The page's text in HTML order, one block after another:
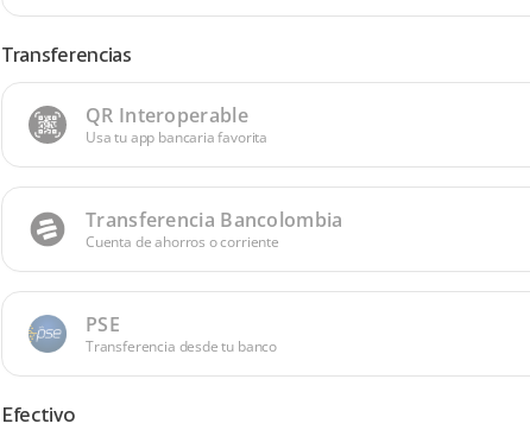
Transferencias
QR Interoperable
Usa tu app bancaria favorita
Transferencia Bancolombia
Cuenta de ahorros o corriente
PSE
Transferencia desde tu banco
Efectivo